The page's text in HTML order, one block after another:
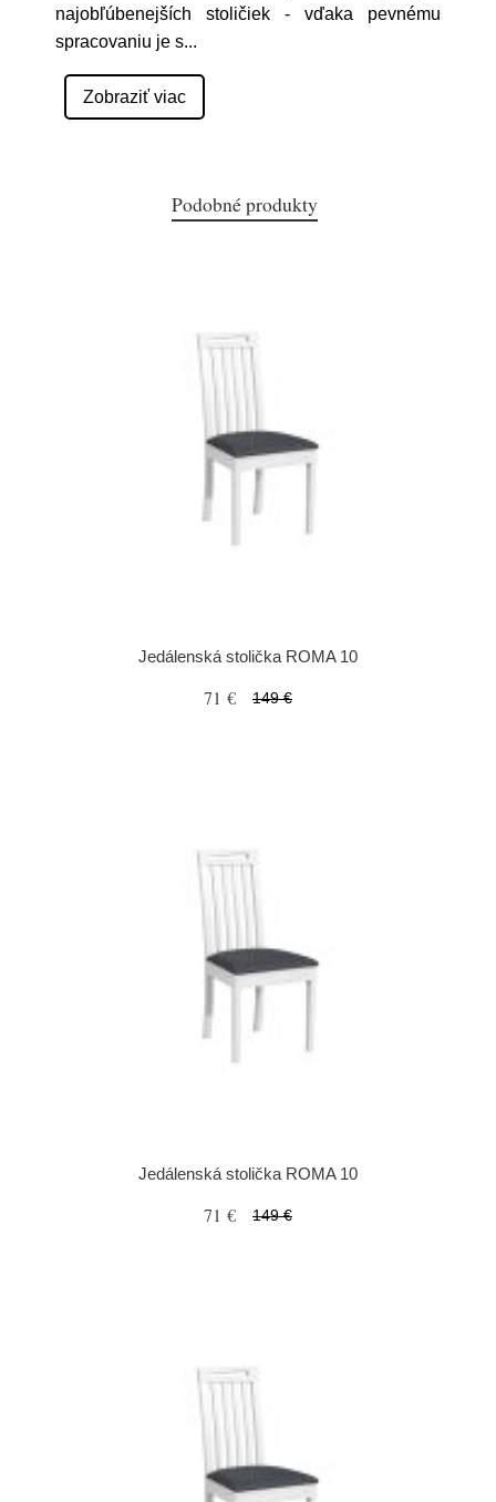
najobľúbenejších stoličiek - vďaka pevnému
spracovaniu je s...
Zobraziť viac
Podobné produkty
Jedálenská stolička ROMA 10
71 € 149 €
Jedálenská stolička ROMA 10
71 € 149 €